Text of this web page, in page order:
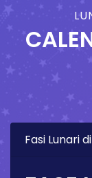
Fasi Lunari